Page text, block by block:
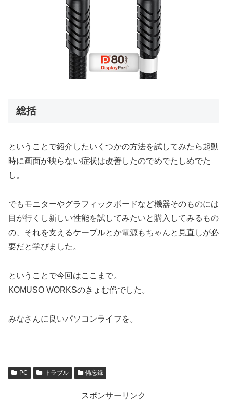
総括
ということで紹介したいくつかの方法を試してみたら起動
時に画面が映らない症状は改善したのでめでたしめでた
し。
でもモニターやグラフィックボードなど機器そのものには
目が行くし新しい性能を試してみたいと購入してみるもの
の、それを支えるケーブルとか電源もちゃんと見直しが必
要だと学びました。
ということで今回はここまで。
KOMUSO WORKSのきょむ僧でした。
みなさんに良いパソコンライフを。
PC トラブル 備忘録
スポンサーリンク